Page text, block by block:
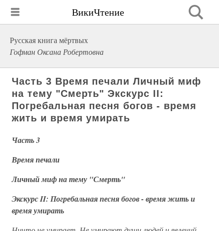
ВикиЧтение
Русская книга мёртвых
Гофман Оксана Робертовна
Часть 3 Время печали Личный миф
на тему "Смерть" Экскурс II:
Погребальная песня богов - время
жить и время умирать
Часть 3
Время печали
Личный миф на тему "Смерть"
Экскурс II: Погребальная песня богов - время жить и
время умирать